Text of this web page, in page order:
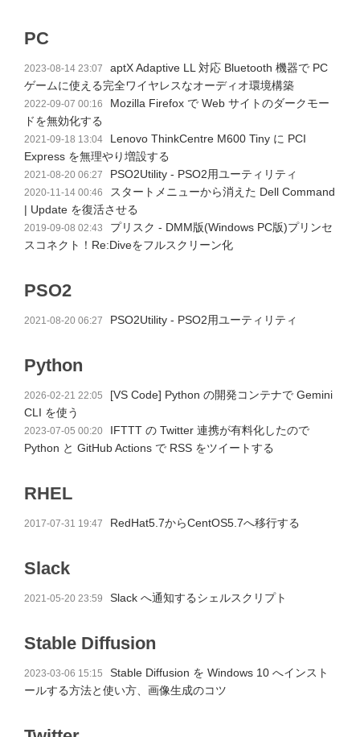
PC
2023-08-14 23:07
aptX Adaptive LL 対応 Bluetooth 機器で PC
ゲームに使える完全ワイヤレスなオーディオ環境構築
2022-09-07 00:16
Mozilla Firefox で Web サイトのダークモー
ドを無効化する
2021-09-18 13:04
Lenovo ThinkCentre M600 Tiny に PCI
Express を無理やり増設する
2021-08-20 06:27 PSO2Utility - PSO2用ユーティリティ
2020-11-14 00:46
スタートメニューから消えた Dell Command
| Update を復活させる
2019-09-08 02:43
プリスク - DMM版(Windows PC版)プリンセ
スコネクト！Re:Diveをフルスクリーン化
PSO2
2021-08-20 06:27 PSO2Utility - PSO2用ユーティリティ
Python
2026-02-21 22:05
[VS Code] Python の開発コンテナで Gemini
CLI を使う
2023-07-05 00:20
IFTTT の Twitter 連携が有料化したので
Python と GitHub Actions で RSS をツイートする
RHEL
2017-07-31 19:47 RedHat5.7からCentOS5.7へ移行する
Slack
2021-05-20 23:59 Slack へ通知するシェルスクリプト
Stable Diffusion
2023-03-06 15:15
Stable Diffusion を Windows 10 へインスト
ールする方法と使い方、画像生成のコツ